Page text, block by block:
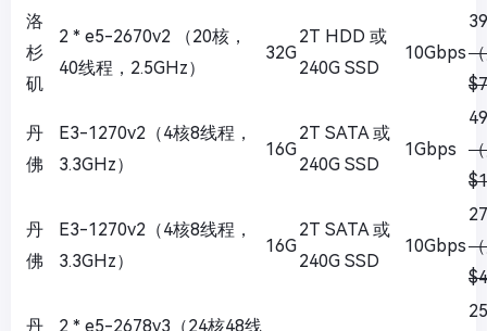
洛
杉
矶
2 * e5-2670v2 （20核，
40线程，2.5GHz）
32G
2T HDD 或
240G SSD
10Gbps
丹
佛
E3-1270v2（4核8线程，
3.3GHz）
16G
2T SATA 或
240G SSD
1Gbps
丹
佛
E3-1270v2（4核8线程，
3.3GHz）
16G
2T SATA 或
240G SSD
10Gbps
丹 2 * e5-2678v3（24核48线